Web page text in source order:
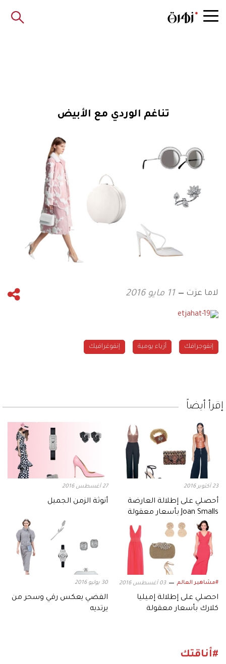
تناغم الوردي مع الأبيض
لاما عزت 11 مايو 2016
إنفوجرافك أزياء يومية إنفوغرافيك
إقرأ أيضاً
23 أكتوبر 2016
أحصلي على إطلالة العارضة
Joan Smalls بأسعار معقولة
27 أغسطس 2016
أنوثة الزمن الجميل
#مشاهير العالم 03 أغسطس 2016
احصلي على إطلالة إميليا
كلارك بأسعار معقولة
30 يوليو 2016
الفضي يعكس رقي وسحر من
يرتديه
#أناقتك